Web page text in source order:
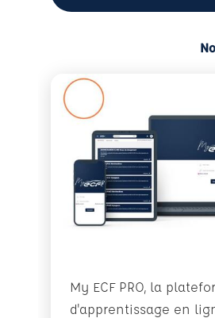
My ECF PRO, la
d'apprentissage en